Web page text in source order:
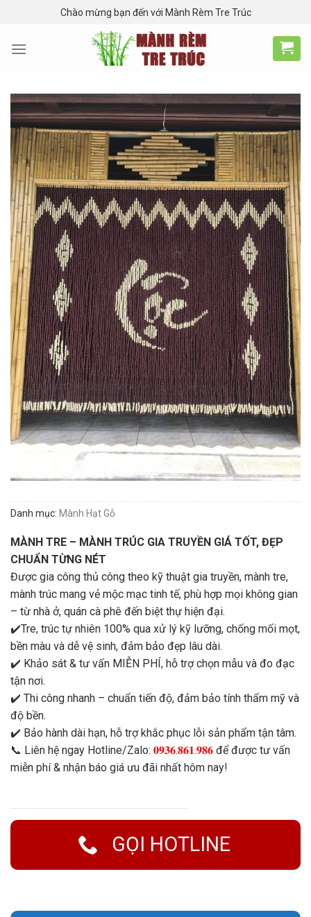
content
Chào mừng bạn đến với Mành Rèm Tre Trúc
Danh mục: Mành Hạt Gỗ
MÀNH TRE – MÀNH TRÚC GIA TRUYỀN GIÁ TỐT, ĐẸP
CHUẨN TỪNG NÉT
Được gia công thủ công theo kỹ thuật gia truyền, mành tre,
mành trúc mang vẻ mộc mạc tinh tế, phù hợp mọi không gian
– từ nhà ở, quán cà phê đến biệt thự hiện đại.
✔️Tre, trúc tự nhiên 100% qua xử lý kỹ lưỡng, chống mối mọt,
bền màu và dễ vệ sinh, đảm bảo đẹp lâu dài.
✔️ Khảo sát & tư vấn MIỄN PHÍ, hỗ trợ chọn mẫu và đo đạc
tận nơi.
✔️ Thi công nhanh – chuẩn tiến độ, đảm bảo tính thẩm mỹ và
độ bền.
✔️ Bảo hành dài hạn, hỗ trợ khắc phục lỗi sản phẩm tận tâm.
📞 Liên hệ ngay Hotline/Zalo: 𝟎𝟗𝟑𝟔.𝟖𝟔𝟏.𝟗𝟖𝟔 để được tư vấn
miễn phí & nhận báo giá ưu đãi nhất hôm nay!
GỌI HOTLINE